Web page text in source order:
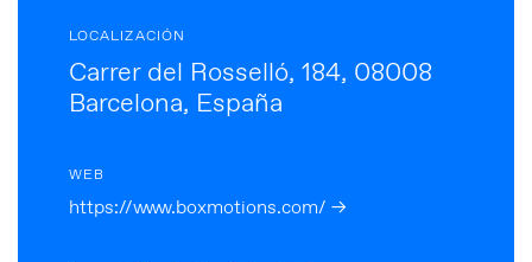
LOCALIZACIÓN
Carrer del Rosselló, 184, 08008
Barcelona, España
WEB
https://www.boxmotions.com/ →